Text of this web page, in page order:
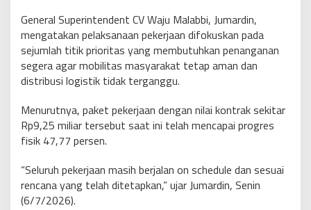
General Superintendent CV Waju Malabbi, Jumardin,
mengatakan pelaksanaan pekerjaan difokuskan pada
sejumlah titik prioritas yang membutuhkan penanganan
segera agar mobilitas masyarakat tetap aman dan
distribusi logistik tidak terganggu.
Menurutnya, paket pekerjaan dengan nilai kontrak sekitar
Rp9,25 miliar tersebut saat ini telah mencapai progres
fisik 47,77 persen.
“Seluruh pekerjaan masih berjalan on schedule dan sesuai
rencana yang telah ditetapkan,” ujar Jumardin, Senin
(6/7/2026).